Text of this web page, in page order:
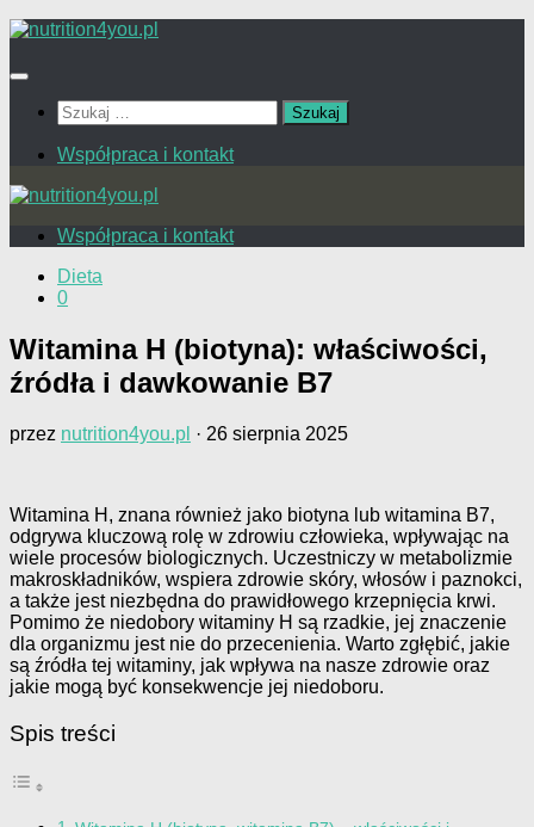
Przejdź
treści
Szukaj:
Współpraca i kontakt
Współpraca i kontakt
Dieta
0
Witamina H (biotyna): właściwości,
źródła i dawkowanie B7
przez nutrition4you.pl · 26 sierpnia 2025
Witamina H, znana również jako biotyna lub witamina B7,
odgrywa kluczową rolę w zdrowiu człowieka, wpływając na
wiele procesów biologicznych. Uczestniczy w metabolizmie
makroskładników, wspiera zdrowie skóry, włosów i paznokci,
a także jest niezbędna do prawidłowego krzepnięcia krwi.
Pomimo że niedobory witaminy H są rzadkie, jej znaczenie
dla organizmu jest nie do przecenienia. Warto zgłębić, jakie
są źródła tej witaminy, jak wpływa na nasze zdrowie oraz
jakie mogą być konsekwencje jej niedoboru.
Spis treści